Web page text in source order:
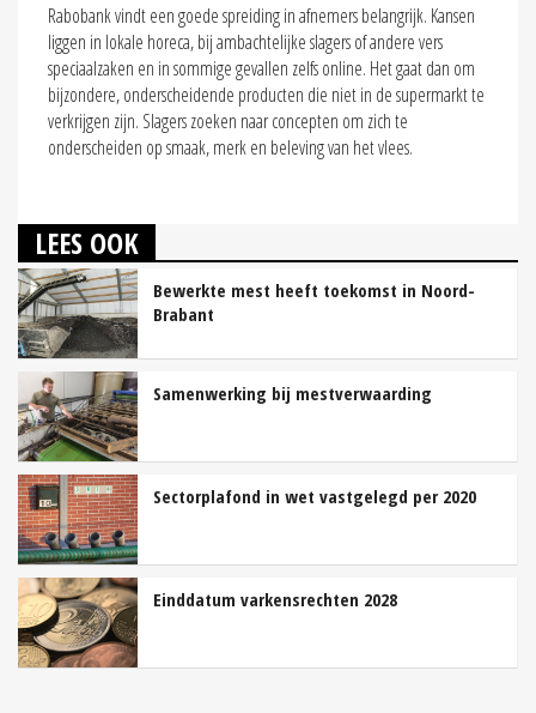
Rabobank vindt een goede spreiding in afnemers belangrijk. Kansen
liggen in lokale horeca, bij ambachtelijke slagers of andere vers
speciaalzaken en in sommige gevallen zelfs online. Het gaat dan om
bijzondere, onderscheidende producten die niet in de supermarkt te
verkrijgen zijn. Slagers zoeken naar concepten om zich te
onderscheiden op smaak, merk en beleving van het vlees.
LEES OOK
Bewerkte mest heeft toekomst in Noord-
Brabant
Samenwerking bij mestverwaarding
Sectorplafond in wet vastgelegd per 2020
Einddatum varkensrechten 2028